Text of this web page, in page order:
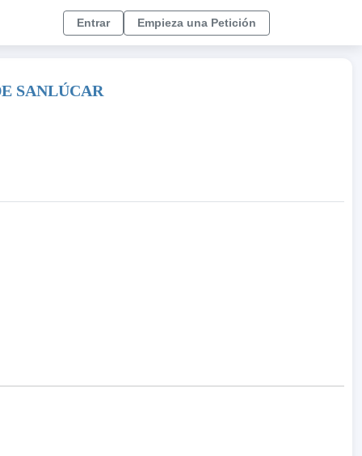
Entrar Empieza una Petición
SANLÚCAR